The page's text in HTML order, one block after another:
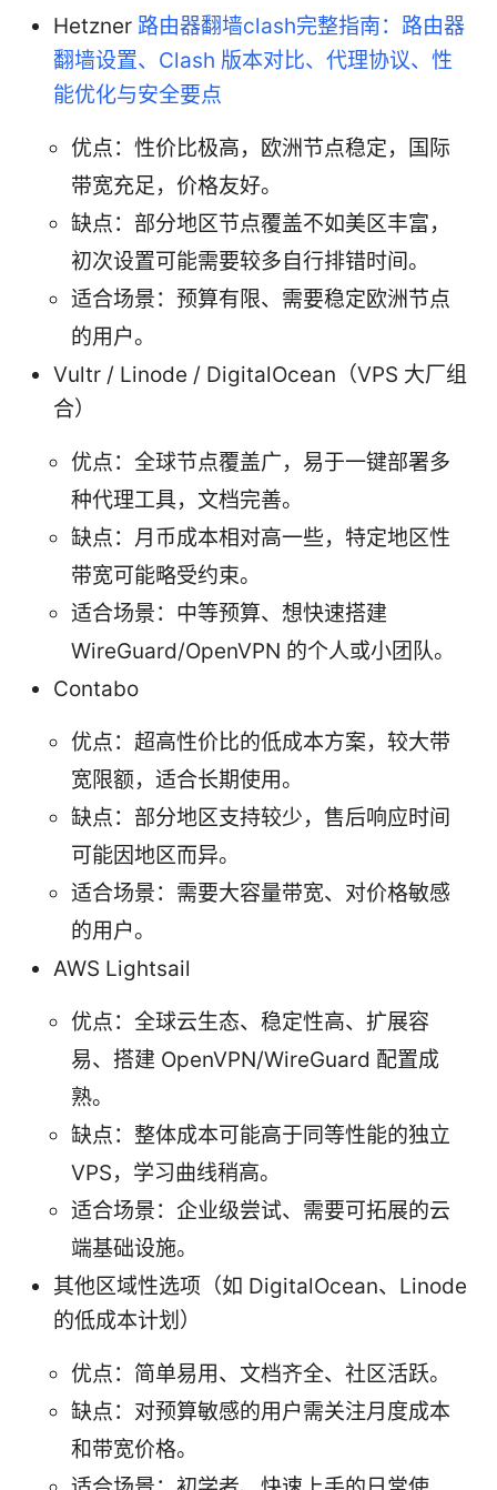
Hetzner 路由器翻墙clash完整指南：路由器
翻墙设置、Clash 版本对比、代理协议、性
能优化与安全要点
优点：性价比极高，欧洲节点稳定，国际
带宽充足，价格友好。
缺点：部分地区节点覆盖不如美区丰富，
初次设置可能需要较多自行排错时间。
适合场景：预算有限、需要稳定欧洲节点
的用户。
Vultr / Linode / DigitalOcean（VPS 大厂组
合）
优点：全球节点覆盖广，易于一键部署多
种代理工具，文档完善。
缺点：月币成本相对高一些，特定地区性
带宽可能略受约束。
适合场景：中等预算、想快速搭建
WireGuard/OpenVPN 的个人或小团队。
Contabo
优点：超高性价比的低成本方案，较大带
宽限额，适合长期使用。
缺点：部分地区支持较少，售后响应时间
可能因地区而异。
适合场景：需要大容量带宽、对价格敏感
的用户。
AWS Lightsail
优点：全球云生态、稳定性高、扩展容
易、搭建 OpenVPN/WireGuard 配置成
熟。
缺点：整体成本可能高于同等性能的独立
VPS，学习曲线稍高。
适合场景：企业级尝试、需要可拓展的云
端基础设施。
其他区域性选项（如 DigitalOcean、Linode
的低成本计划）
优点：简单易用、文档齐全、社区活跃。
缺点：对预算敏感的用户需关注月度成本
和带宽价格。